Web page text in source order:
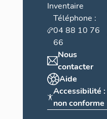
Inventaire
Téléphone :
04 88 10 76
66
Nous
contacter
Aide
Accessibilité :
non conforme